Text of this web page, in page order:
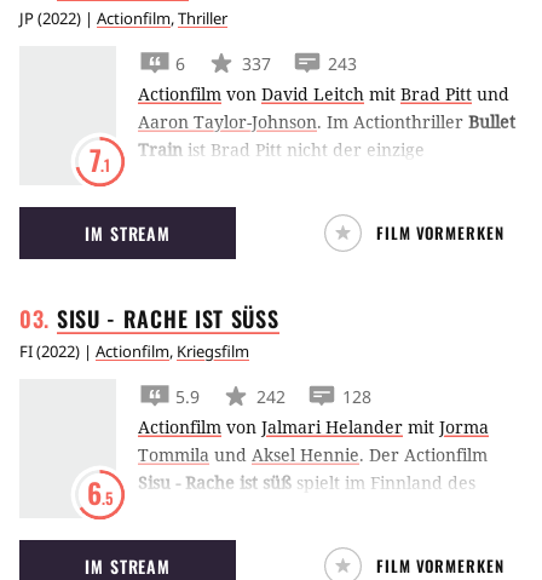
JP(2022) | Actionfilm,Thriller
7.1
6 337
243
Actionfilm von David Leitch mit Brad Pitt und
Aaron Taylor-Johnson. Im Actionthriller Bullet
Train ist Brad Pitt nicht der einzige
tödliches Ziel verfolgt. Leider haben die
anderen Profikiller aber andere Ziele, die
seinem Vorhaben zuwiderlaufen.
IM STREAM FILM VORMERKEN
SISU - RACHE IST SÜSS
FI(2022) | Actionfilm, Kriegsfilm
6.5
5.9 242
128
Actionfilm von Jalmari Helander mit Jorma
Tommila und Aksel Hennie. Der Actionfilm
Sisu - Rache ist süß spielt im Finnland des
seinen Höhepunkt erreicht hat. Der
Minenarbeiter Aatami Korpi (Jorma Tommila)
IM STREAM FILM VORMERKEN